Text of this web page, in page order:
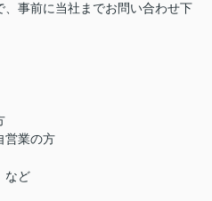
事前に当社までお問い合わせ下
営業の方
など